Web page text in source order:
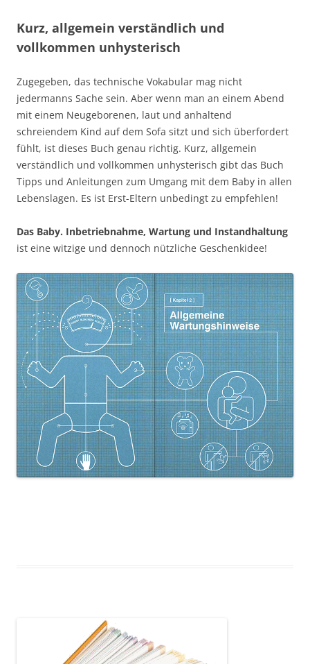
Kurz, allgemein verständlich und
vollkommen unhysterisch
Zugegeben, das technische Vokabular mag nicht
jedermanns Sache sein. Aber wenn man an einem Abend
mit einem Neugeborenen, laut und anhaltend
schreiendem Kind auf dem Sofa sitzt und sich überfordert
fühlt, ist dieses Buch genau richtig. Kurz, allgemein
verständlich und vollkommen unhysterisch gibt das Buch
Tipps und Anleitungen zum Umgang mit dem Baby in allen
Lebenslagen. Es ist Erst-Eltern unbedingt zu empfehlen!
Das Baby. Inbetriebnahme, Wartung und Instandhaltung
ist eine witzige und dennoch nützliche Geschenkidee!